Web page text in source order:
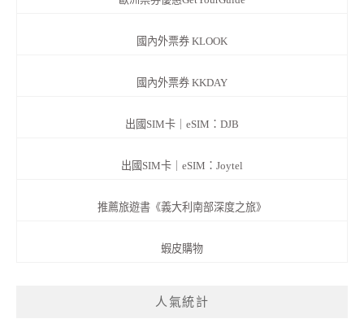
國內外票券 KLOOK
國內外票券 KKDAY
出國SIM卡｜eSIM：DJB
出國SIM卡｜eSIM：Joytel
推薦旅遊書《義大利南部深度之旅》
蝦皮購物
人氣統計